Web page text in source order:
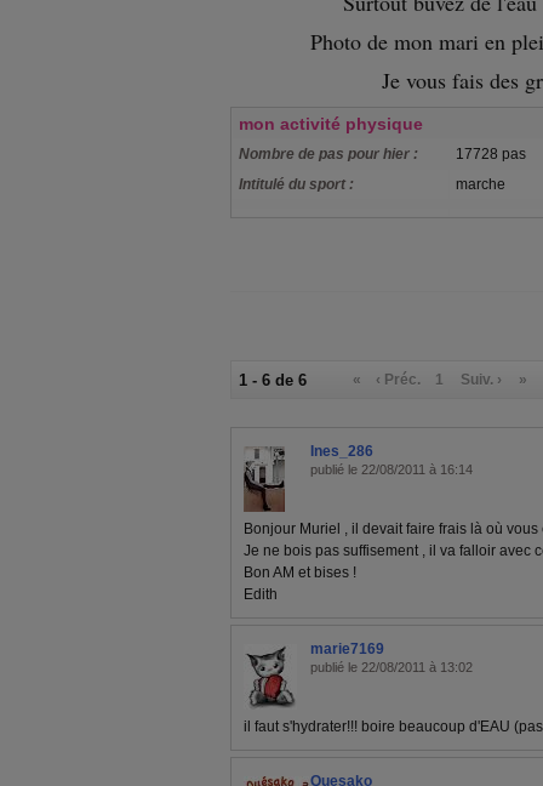
Photo de mon mari en
Je vous fais des
mon activité physique
Nombre de pas pour hier :
17728 pas
Intitulé du sport :
marche
1 - 6 de 6 « ‹ Préc. 1 Suiv. › »
Ines_286
publié le 22/08/2011 à 16:14
Bonjour Muriel , il devait faire frais là où vous
Je ne bois pas suffisement , il va falloir avec
Bon AM et bises !
Edith
marie7169
publié le 22/08/2011 à 13:02
il faut s'hydrater!!! boire beaucoup d'EAU
Quesako